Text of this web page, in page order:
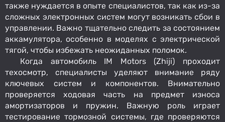
также нуждается в опыте специалистов, так как из-за
сложных электронных систем могут возникать сбои в
управлении. Важно тщательно следить за состоянием
аккамулятора, особенно в моделях с электрической
тягой, чтобы избежать неожиданных поломок.
Когда автомобиль IM Motors (Zhiji) проходит
техосмотр, специалисты уделяют внимание ряду
ключевых систем и компонентов. Внимательно
проверяется ходовая часть на предмет износа
амортизаторов и пружин. Важную роль играет
тестирование тормозной системы, где проверяются